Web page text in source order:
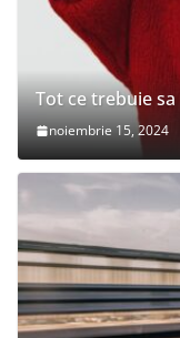
Tot ce trebuie
noiembrie 15, 2024